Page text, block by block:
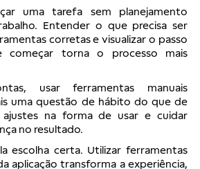
uma tarefa sem planejamento
Entender o que precisa ser
corretas e visualizar o passo
começar torna o processo mais
usar ferramentas manuais
uma questão de hábito do que de
ajustes na forma de usar e cuidar
no resultado.
escolha certa. Utilizar ferramentas
aplicação transforma a experiência,